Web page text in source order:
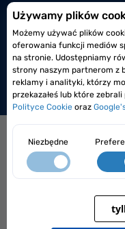
Używamy plików
Możemy używać plików
oferowania funkcji mediów
na stronie. Udostępniamy
strony naszym partnerom z
reklamy i analityki, którzy
przekazałeś lub które
Polityce Cookie oraz
Niezbędne
Prowadzisz
Jak to działa? |